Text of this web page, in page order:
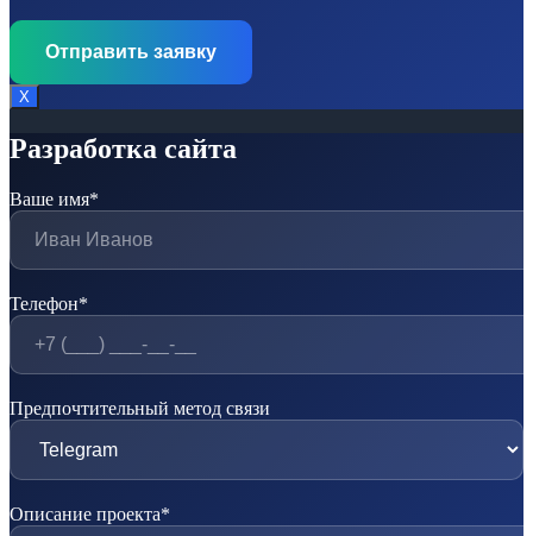
Х
Разработка сайта
Ваше имя*
Телефон*
Предпочтительный метод связи
Описание проекта*